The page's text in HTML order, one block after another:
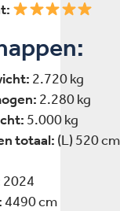
2.720 kg
2.280 kg
5.000 kg
totaal: (L) 520
2024
4490 cm